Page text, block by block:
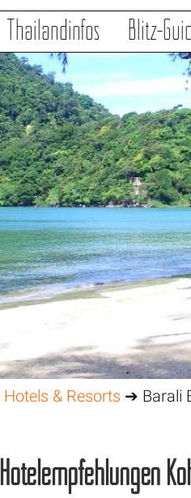
Thailandinfos Blitz-
Hotels & Resorts ➔ Barali
Hotelempfehlungen